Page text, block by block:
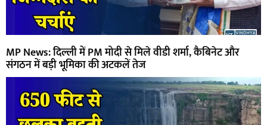
MP News: दिल्ली में PM मोदी से मिले वीडी शर्मा, कैबिनेट और
संगठन में बड़ी भूमिका की अटकलें तेज